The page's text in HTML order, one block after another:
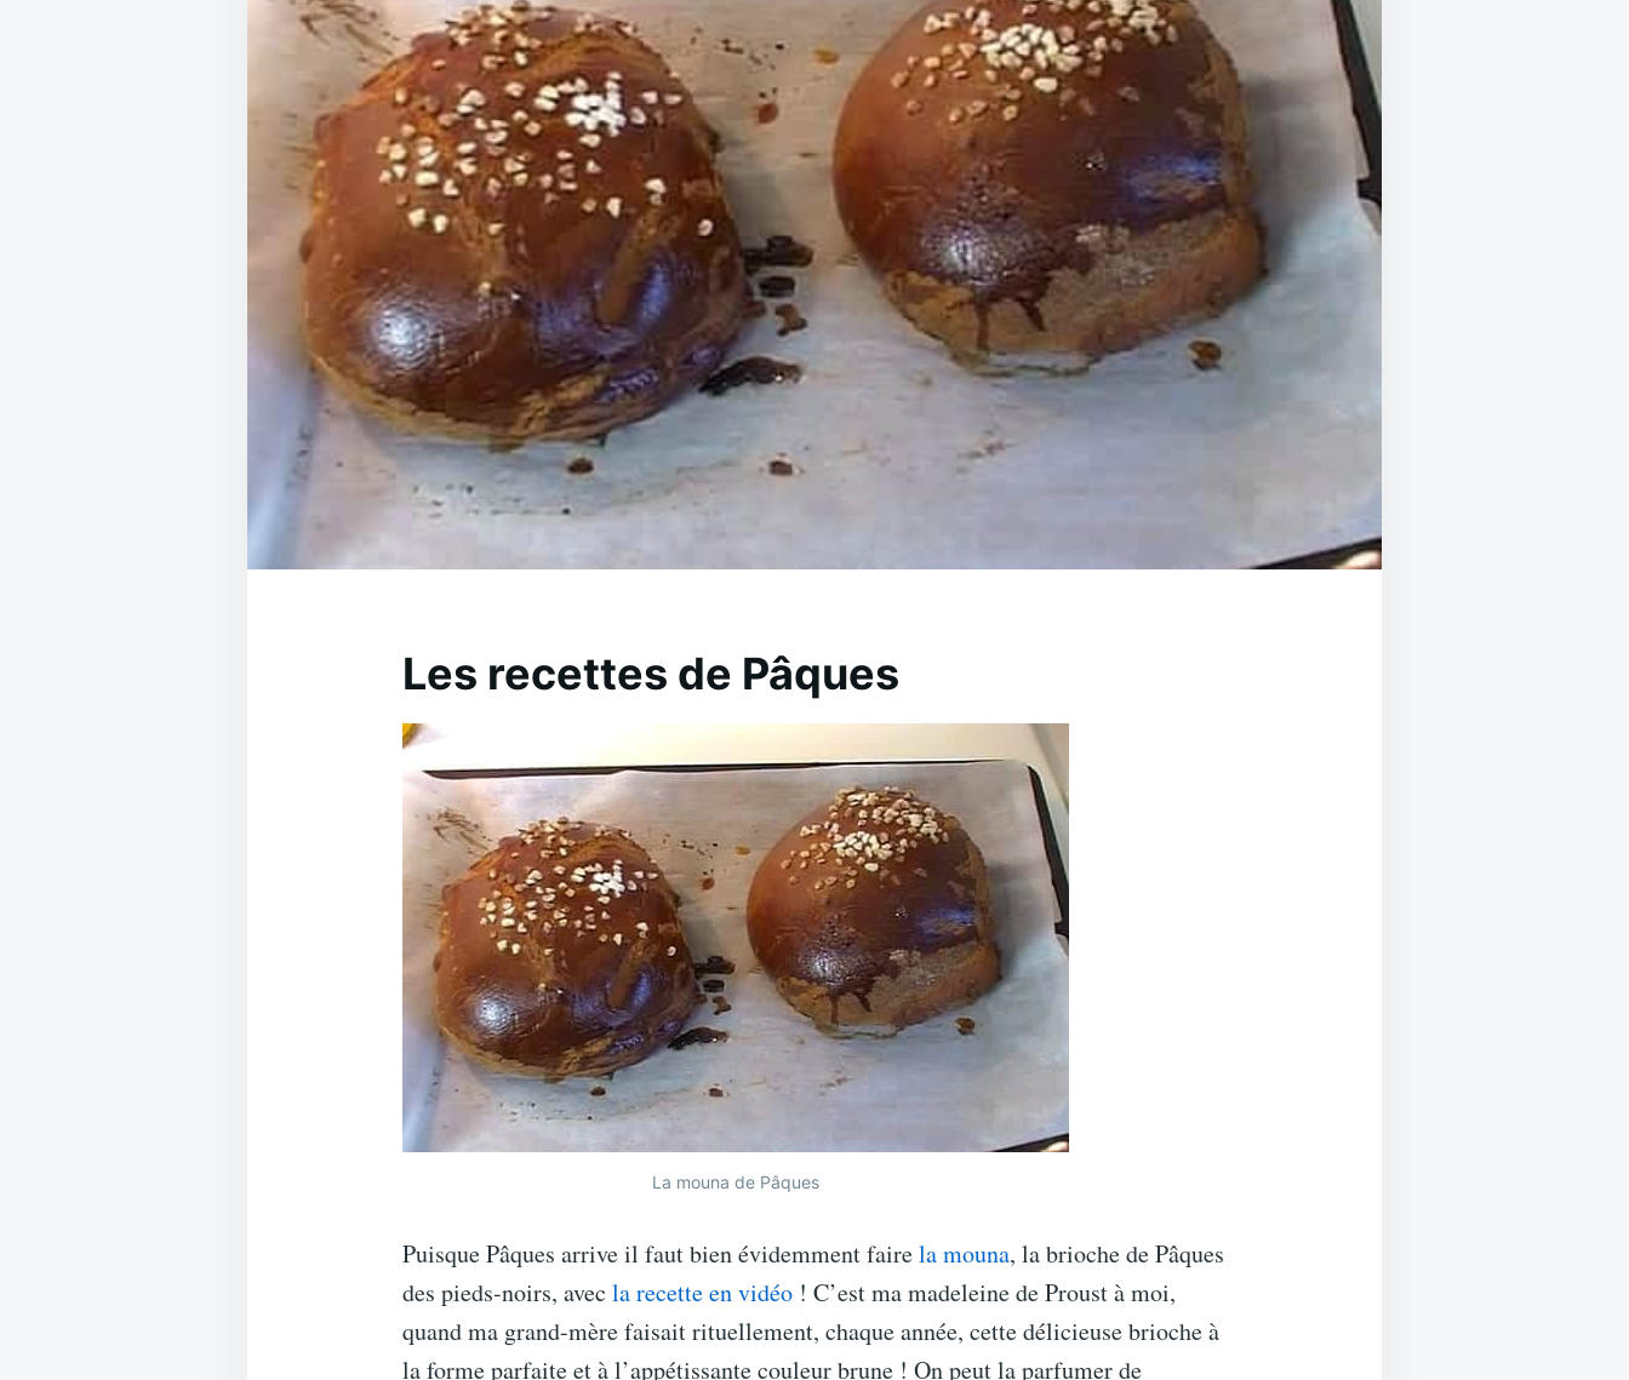
Les recettes de Pâques
La mouna de Pâques
Puisque Pâques arrive il faut bien évidemment fairela mouna, la brioche de Pâques
des pieds-noirs, avec la recette en vidéo ! C’est ma madeleine de Proust à moi,
quand ma grand-mère faisait rituellement, chaque année, cette délicieuse brioche à
la forme parfaite et à l’appétissante couleur brune ! On peut la parfumer de